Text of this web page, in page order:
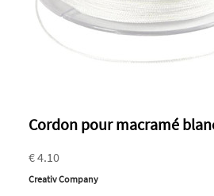
Cordon pour macramé
€ 4.10
Creativ Company